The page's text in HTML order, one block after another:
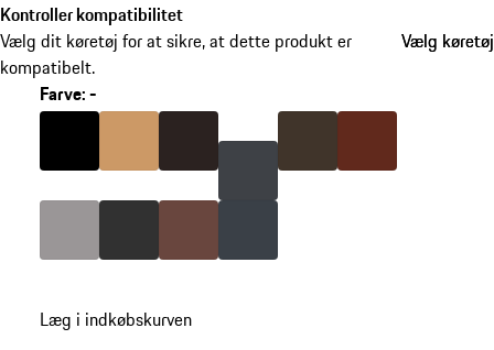
Kontroller kompatibilitet
Vælg dit køretøj for at sikre, at dette produkt er
kompatibelt.
Vælg køretøj
Vælg køretøj
Farve:-
varianter
(Farve)
Farve sortFarve luxor beige
Farve espresso
Farve skifergrå
Farve sadelbrun
Farve umbra
platingrå
Farve agat-grå
Farve trøffel-brun
Farve grafitblå
tilbage
Læg i indkøbskurven